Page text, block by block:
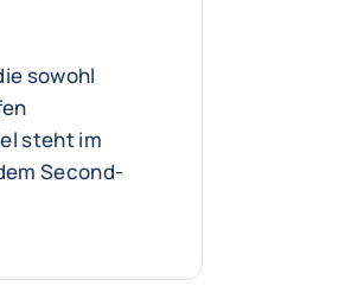
sowohl
steht im
Second-